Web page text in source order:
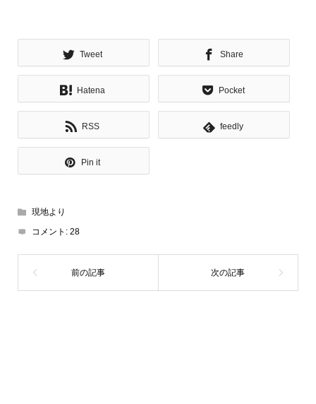
Tweet Share
Hatena Pocket
RSS feedly
Pin it
現地より
コメント: 28